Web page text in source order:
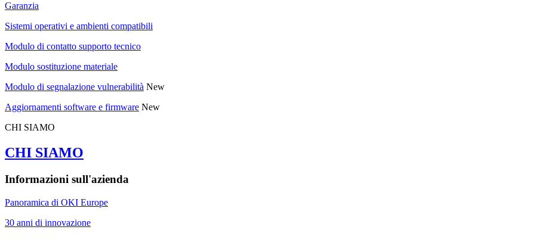
Garanzia
Sistemi operativi e ambienti compatibili
Modulo di contatto supporto tecnico
Modulo sostituzione materiale
Modulo di segnalazione vulnerabilità New
Aggiornamenti software e firmware New
CHI SIAMO
CHI SIAMO
Informazioni sull'azienda
Panoramica di OKI Europe
30 anni di innovazione